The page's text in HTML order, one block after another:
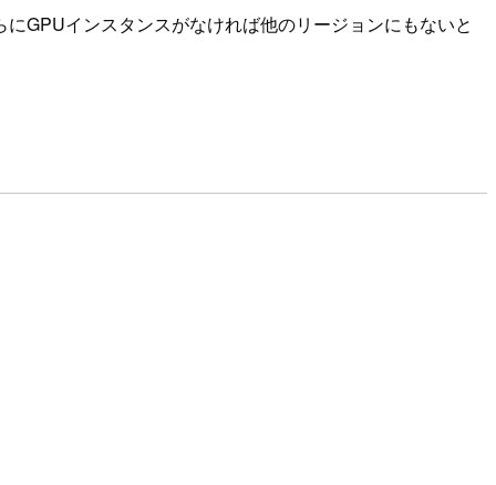
GPUインスタンスがなければ他のリージョンにもないと